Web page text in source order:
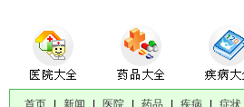
首页 新闻 医院 药品 疾病 症状